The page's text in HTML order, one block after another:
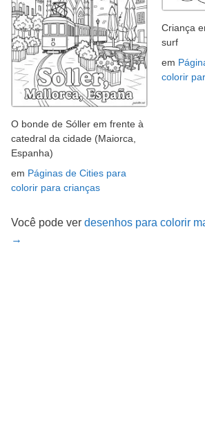
O bonde de Sóller em frente à
catedral da cidade (Maiorca,
Espanha)
em Páginas de Cities para
colorir para crianças
Criança
surf
em
colorir
Você pode ver desenhos para colorir
→